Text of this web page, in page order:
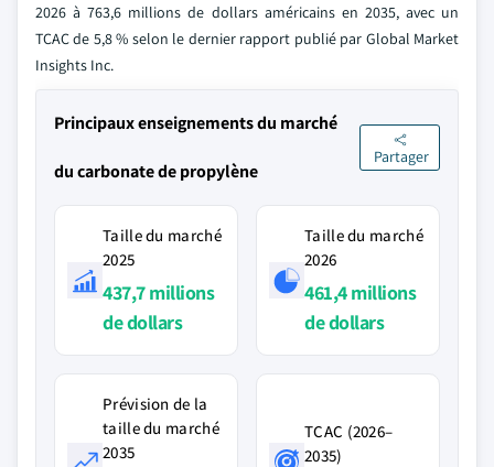
2026 à 763,6 millions de dollars américains en 2035, avec un
TCAC de 5,8 % selon le dernier rapport publié par Global Market
Insights Inc.
Principaux enseignements du marché
du carbonate de propylène
Partager
Taille du marché
2025
437,7 millions
de dollars
Taille du marché
2026
461,4 millions
de dollars
Prévision de la
taille du marché
2035
TCAC (2026–
2035)